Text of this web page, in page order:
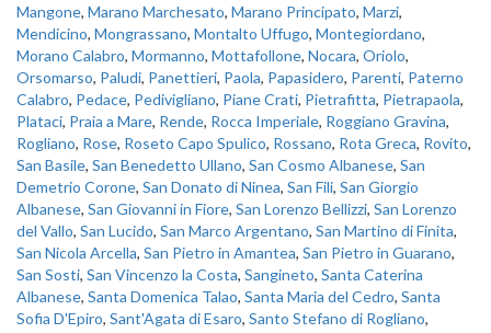
Mangone, Marano Marchesato, Marano Principato, Marzi,
Mendicino, Mongrassano, Montalto Uffugo, Montegiordano,
Morano Calabro, Mormanno, Mottafollone, Nocara, Oriolo,
Orsomarso, Paludi, Panettieri, Paola, Papasidero, Parenti, Paterno
Calabro, Pedace, Pedivigliano, Piane Crati, Pietrafitta, Pietrapaola,
Plataci, Praia a Mare, Rende, Rocca Imperiale, Roggiano Gravina,
Rogliano, Rose, Roseto Capo Spulico, Rossano, Rota Greca, Rovito,
San Basile, San Benedetto Ullano, San Cosmo Albanese, San
Demetrio Corone, San Donato di Ninea, San Fili, San Giorgio
Albanese, San Giovanni in Fiore, San Lorenzo Bellizzi, San Lorenzo
del Vallo, San Lucido, San Marco Argentano, San Martino di Finita,
San Nicola Arcella, San Pietro in Amantea, San Pietro in Guarano,
San Sosti, San Vincenzo la Costa, Sangineto, Santa Caterina
Albanese, Santa Domenica Talao, Santa Maria del Cedro, Santa
Sofia D'Epiro, Sant'Agata di Esaro, Santo Stefano di Rogliano,